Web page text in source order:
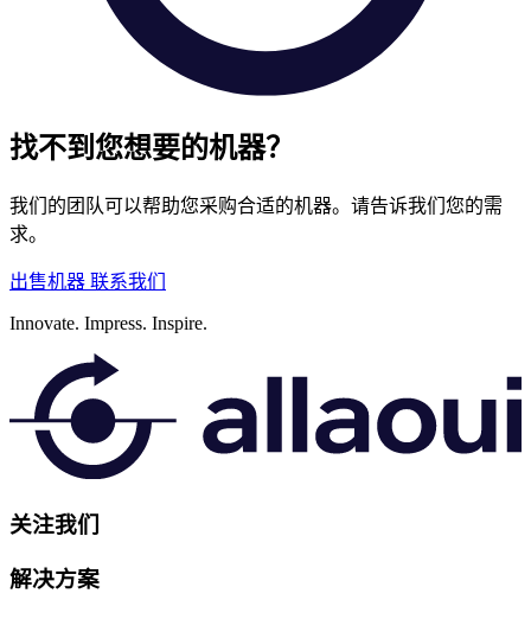
找不到您想要的机器？
我们的团队可以帮助您采购合适的机器。请告诉我们您的需
求。
出售机器 联系我们
Innovate. Impress. Inspire.
关注我们
解决方案